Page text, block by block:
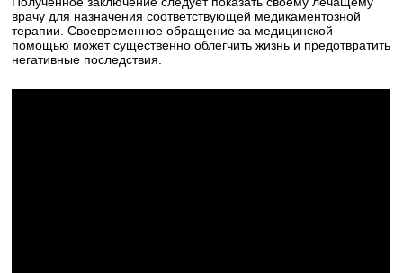
врачу для назначения соответствующей медикаментозной
терапии. Своевременное обращение за медицинской
помощью может существенно облегчить жизнь и предотвратить
негативные последствия.